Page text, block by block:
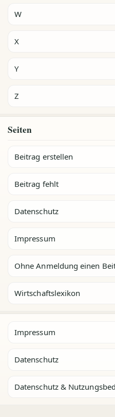
W
X
Y
Z
Seiten
Beitrag erstellen
Beitrag fehlt
Datenschutz
Impressum
Ohne Anmeldung einen
Wirtschaftslexikon
Impressum
Datenschutz
Datenschutz &